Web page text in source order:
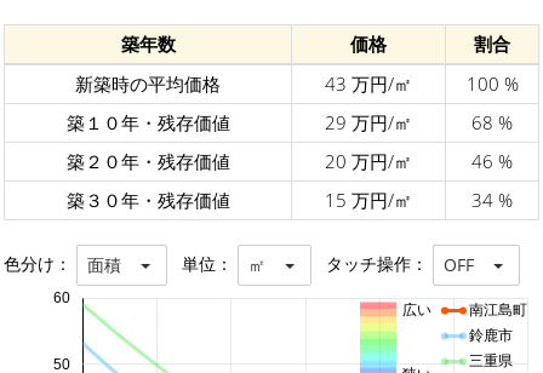
築年数 価格
割合
新築時の平均価格
43 万円/㎡
100 %
築１０年・残存価値
29 万円/㎡
68 %
築２０年・残存価値
20 万円/㎡
46 %
築３０年・残存価値
15 万円/㎡ 34 %
色分け： 面積 単位： ㎡ タッチ操作： OFF
50
60
南江島町
鈴鹿市
三重県
広い